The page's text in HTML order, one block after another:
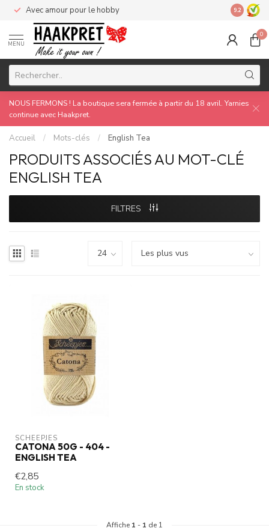
Avec amour pour le hobby Made by
9.2
MENU
0
NOUS FERMONS ! La boutique sera fermée à partir du 18 avril. Yarnies
continue avec Haakpret.
Accueil / Mots-clés / English Tea
PRODUITS ASSOCIÉS AU MOT-CLÉ
ENGLISH TEA
FILTRES
SCHEEPJES
CATONA 50G - 404 -
ENGLISH TEA
€2,85
En stock
Affiche 1 - 1 de 1